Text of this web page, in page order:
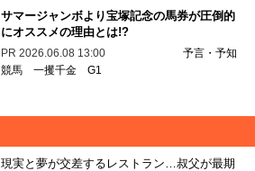
サマージャンボより宝塚記念の馬券が圧倒的
にオススメの理由とは!?
PR 2026.06.08 13:00
予言・予知
競馬 一攫千金 G1
現実と夢が交差するレストラン…叔父が最期